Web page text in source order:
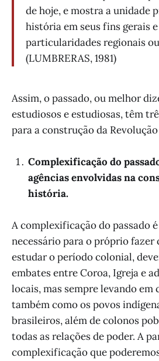
de hoje, e mostra a unidade
história em seus fins gerais
particularidades regionais
(LUMBRERAS, 1981)
Assim, o passado, ou melhor
estudiosos e estudiosas, têm
para a construção da
Complexificação do
agências envolvidas na
história.
A complexificação do passado
necessário para o próprio
estudar o período colonial,
embates entre Coroa, Igreja e
locais, mas sempre levando em
também como os povos
brasileiros, além de colonos
todas as relações de poder. A
complexificação que